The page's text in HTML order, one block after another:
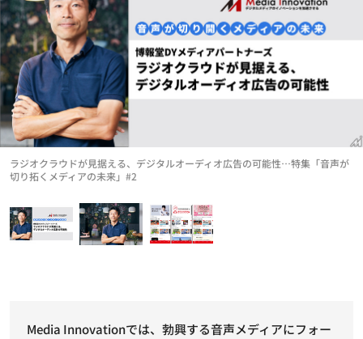
ラジオクラウドが見据える、デジタルオーディオ広告の可能性…特集「音声が
切り拓くメディアの未来」#2
Media Innovationでは、勃興する音声メディアにフォー